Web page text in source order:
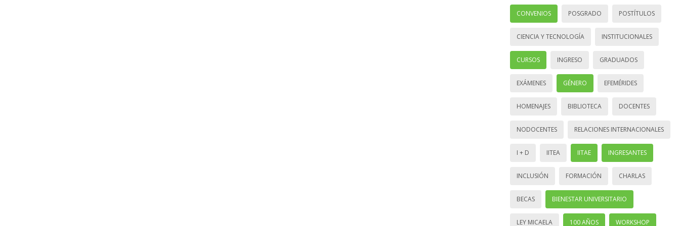
CONVENIOS POSGRADO POSTÍTULOS
CIENCIA Y TECNOLOGÍA INSTITUCIONALES
CURSOS INGRESO GRADUADOS
EXÁMENES GÉNERO EFEMÉRIDES
HOMENAJES BIBLIOTECA DOCENTES
NODOCENTES RELACIONES INTERNACIONALES
I + D IITEA IITAE INGRESANTES
INCLUSIÓN FORMACIÓN CHARLAS
BECAS BIENESTAR UNIVERSITARIO
LEY MICAELA 100 AÑOS WORKSHOP